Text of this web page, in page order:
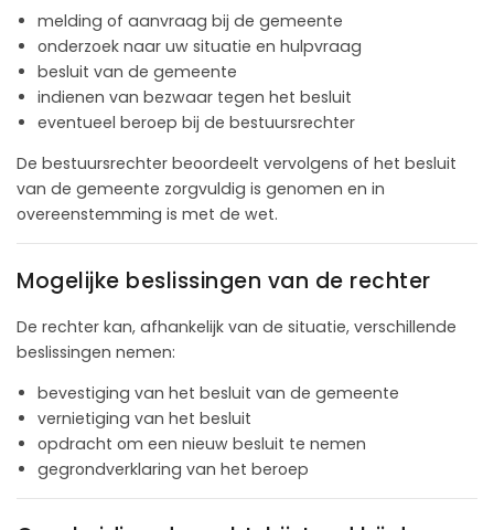
melding of aanvraag bij de gemeente
onderzoek naar uw situatie en hulpvraag
besluit van de gemeente
indienen van bezwaar tegen het besluit
eventueel beroep bij de bestuursrechter
De bestuursrechter beoordeelt vervolgens of het besluit
van de gemeente zorgvuldig is genomen en in
overeenstemming is met de wet.
Mogelijke beslissingen van de rechter
De rechter kan, afhankelijk van de situatie, verschillende
beslissingen nemen:
bevestiging van het besluit van de gemeente
vernietiging van het besluit
opdracht om een nieuw besluit te nemen
gegrondverklaring van het beroep